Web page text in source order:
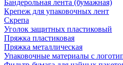
Бандерольная лента (бумажная)
Крепеж для упаковочных лент
Скрепа
Уголок защитных пластиковый
Пряжка пластиковая
Пряжка металлическая
Упаковочные материалы с